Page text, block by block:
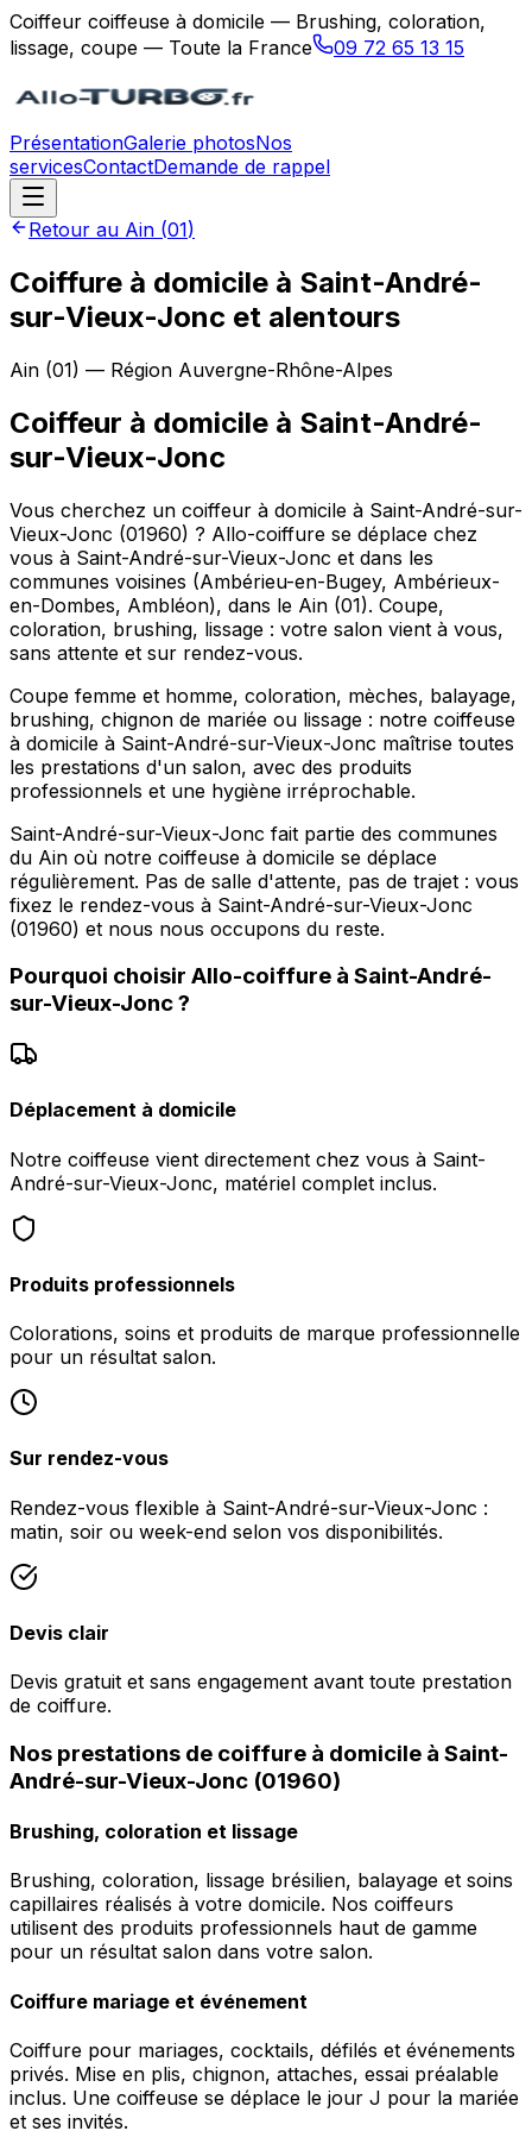
Coiffeur coiffeuse à domicile — Brushing, coloration,
lissage, coupe — Toute la France
09 72 65 13 15
PrésentationGalerie photosNos
servicesContactDemande de rappel
Retour au Ain (01)
Coiffure à domicile à Saint-André-
sur-Vieux-Jonc et alentours
Ain (01) — Région Auvergne-Rhône-Alpes
Coiffeur à domicile à Saint-André-
sur-Vieux-Jonc
Vous cherchez un coiffeur à domicile à Saint-André-sur-
Vieux-Jonc (01960) ? Allo-coiffure se déplace chez
vous à Saint-André-sur-Vieux-Jonc et dans les
communes voisines (Ambérieu-en-Bugey, Ambérieux-
en-Dombes, Ambléon), dans le Ain (01). Coupe,
coloration, brushing, lissage : votre salon vient à vous,
sans attente et sur rendez-vous.
Coupe femme et homme, coloration, mèches, balayage,
brushing, chignon de mariée ou lissage : notre coiffeuse
à domicile à Saint-André-sur-Vieux-Jonc maîtrise toutes
les prestations d'un salon, avec des produits
professionnels et une hygiène irréprochable.
Saint-André-sur-Vieux-Jonc fait partie des communes
du Ain où notre coiffeuse à domicile se déplace
régulièrement. Pas de salle d'attente, pas de trajet : vous
fixez le rendez-vous à Saint-André-sur-Vieux-Jonc
(01960) et nous nous occupons du reste.
Pourquoi choisir Allo-coiffure à Saint-André-
sur-Vieux-Jonc?
Déplacement à domicile
Notre coiffeuse vient directement chez vous à Saint-
André-sur-Vieux-Jonc, matériel complet inclus.
Produits professionnels
Colorations, soins et produits de marque professionnelle
pour un résultat salon.
Sur rendez-vous
Rendez-vous flexible à Saint-André-sur-Vieux-Jonc :
matin, soir ou week-end selon vos disponibilités.
Devis clair
Devis gratuit et sans engagement avant toute prestation
de coiffure.
Nos prestations de coiffure à domicile à Saint-
André-sur-Vieux-Jonc (01960)
Brushing, coloration et lissage
Brushing, coloration, lissage brésilien, balayage et soins
capillaires réalisés à votre domicile. Nos coiffeurs
utilisent des produits professionnels haut de gamme
pour un résultat salon dans votre salon.
Coiffure mariage et événement
Coiffure pour mariages, cocktails, défilés et événements
privés. Mise en plis, chignon, attaches, essai préalable
inclus. Une coiffeuse se déplace le jour J pour la mariée
et ses invités.